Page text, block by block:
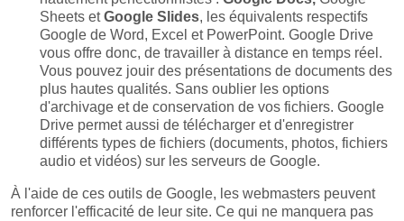
Sheets etGoogle Slides, les équivalents respectifs
Google de Word, Excel et PowerPoint. Google Drive
vous offre donc, de travailler à distance en temps réel.
Vous pouvez jouir des présentations de documents des
plus hautes qualités. Sans oublier les options
d'archivage et de conservation de vos fichiers. Google
Drive permet aussi de télécharger et d'enregistrer
différents types de fichiers (documents, photos, fichiers
audio et vidéos) sur les serveurs de Google.
À l'aide de ces outils de Google, les webmasters peuvent
renforcer l'efficacité de leur site. Ce qui ne manquera pas